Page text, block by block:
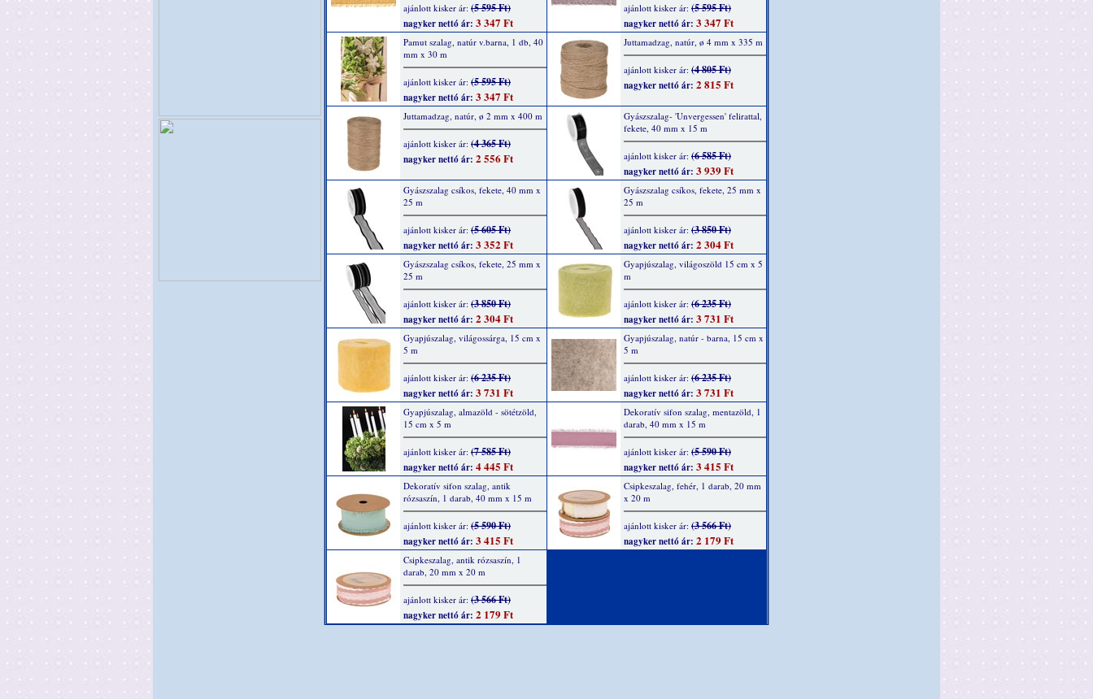
ajánlott kisker ár: (5 595 Ft)
nagyker nettó ár: 3 347 Ft
ajánlott kisker ár: (5 595 Ft)
nagyker nettó ár: 3 347 Ft
Pamut szalag, natúr v.barna, 1 db, 40
mm x 30 m
ajánlott kisker ár: (5 595 Ft)
nagyker nettó ár: 3 347 Ft
Juttamadzag, natúr, ø 4 mm x 335 m
ajánlott kisker ár: (4 805 Ft)
nagyker nettó ár: 2 815 Ft
Juttamadzag, natúr, ø 2 mm x 400 m
ajánlott kisker ár: (4 365 Ft)
nagyker nettó ár: 2 556 Ft
Gyászszalag- 'Unvergessen' felirattal,
fekete, 40 mm x 15 m
ajánlott kisker ár: (6 585 Ft)
nagyker nettó ár: 3 939 Ft
Gyászszalag csíkos, fekete, 40 mm x
25 m
ajánlott kisker ár: (5 605 Ft)
nagyker nettó ár: 3 352 Ft
Gyászszalag csíkos, fekete, 25 mm x
25 m
ajánlott kisker ár: (3 850 Ft)
nagyker nettó ár: 2 304 Ft
Gyászszalag csíkos, fekete, 25 mm x
25 m
ajánlott kisker ár: (3 850 Ft)
nagyker nettó ár: 2 304 Ft
Gyapjúszalag, világoszöld 15 cm x 5
m
ajánlott kisker ár: (6 235 Ft)
nagyker nettó ár: 3 731 Ft
Gyapjúszalag, világossárga, 15 cm x
5 m
ajánlott kisker ár: (6 235 Ft)
nagyker nettó ár: 3 731 Ft
Gyapjúszalag, natúr - barna, 15 cm x
5 m
ajánlott kisker ár: (6 235 Ft)
nagyker nettó ár: 3 731 Ft
Gyapjúszalag, almazöld - sötétzöld,
15 cm x 5 m
ajánlott kisker ár: (7 585 Ft)
nagyker nettó ár: 4 445 Ft
Dekoratív sifon szalag, mentazöld, 1
darab, 40 mm x 15 m
ajánlott kisker ár: (5 590 Ft)
nagyker nettó ár: 3 415 Ft
Dekoratív sifon szalag, antik
rózsaszín, 1 darab, 40 mm x 15 m
ajánlott kisker ár: (5 590 Ft)
nagyker nettó ár: 3 415 Ft
Csipkeszalag, fehér, 1 darab, 20 mm
x 20 m
ajánlott kisker ár: (3 566 Ft)
nagyker nettó ár: 2 179 Ft
Csipkeszalag, antik rózsaszín, 1
darab, 20 mm x 20 m
ajánlott kisker ár: (3 566 Ft)
nagyker nettó ár: 2 179 Ft